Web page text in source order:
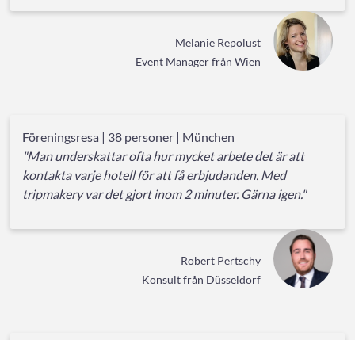
Melanie Repolust
Event Manager från Wien
Föreningsresa | 38 personer | München
"Man underskattar ofta hur mycket arbete det är att
kontakta varje hotell för att få erbjudanden. Med
tripmakery var det gjort inom 2 minuter. Gärna igen."
Robert Pertschy
Konsult från Düsseldorf